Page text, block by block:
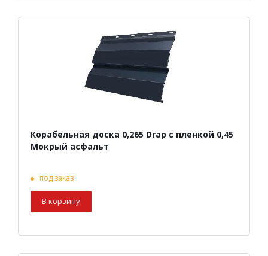
Корабельная доска 0,265 Drap с пленкой 0,45
Мокрый асфальт
под заказ
В корзину